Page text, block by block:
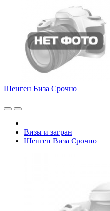
Шенген Виза Срочно
Визы и загран
Шенген Виза Срочно